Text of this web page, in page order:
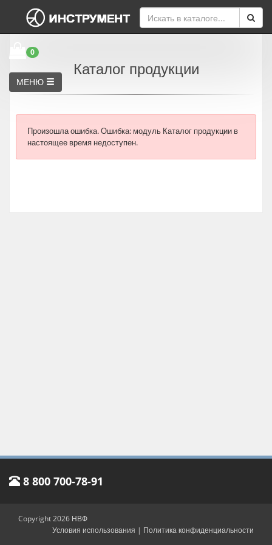
0
МЕНЮ
Каталог продукции
Произошла ошибка.Ошибка: модуль Каталог продукции в
настоящее время недоступен.
8 800 700-78-91
Copyright 2026 НВФ
Условия использования | Политика конфиденциальности